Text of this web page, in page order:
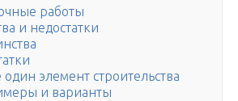
работы
и недостатки
элемент строительства
и варианты